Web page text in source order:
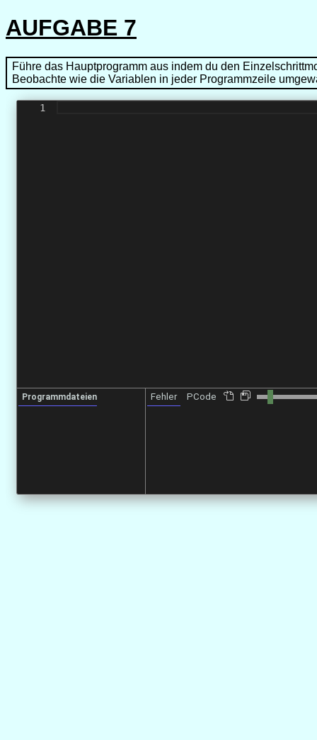
AUFGABE 7
Führe das Hauptprogramm aus indem du den
Beobachte wie die Variablen in jeder Programmzeile